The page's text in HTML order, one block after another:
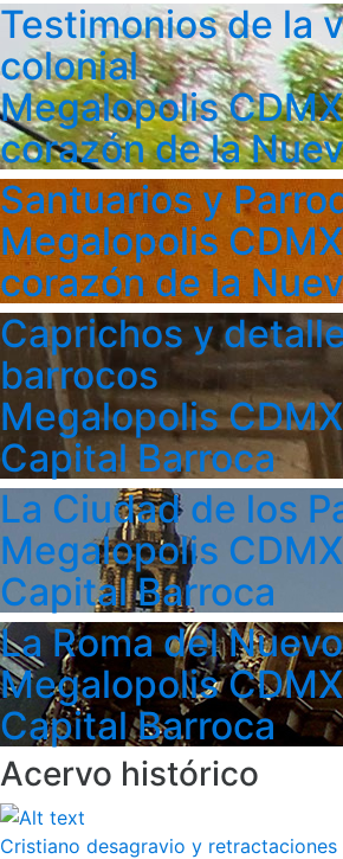
Testimonios de la
colonial
Megalopolis
corazón de la
Santuarios y
Megalopolis
corazón de la
Caprichos y
barrocos
Megalopolis
Capital Barroca
La Ciudad de los
Megalopolis
Capital Barroca
La Roma del
Megalopolis
Capital Barroca
Acervo histórico
Cristiano desagravio y retractaciones